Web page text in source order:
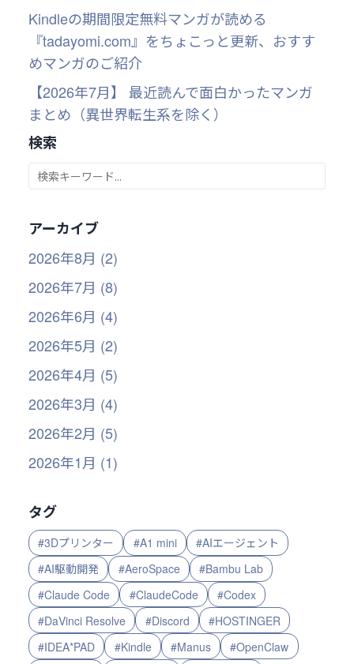
Kindleの期間限定無料マンガが読める
『tadayomi.com』をちょこっと更新、おすす
めマンガのご紹介
【2026年7月】 最近読んで面白かったマンガ
まとめ（異世界転生系を除く）
検索
アーカイブ
2026年8月 (2)
2026年7月 (8)
2026年6月 (4)
2026年5月 (2)
2026年4月 (5)
2026年3月 (4)
2026年2月 (5)
2026年1月 (1)
タグ
#3Dプリンター #A1 mini
#AIエージェント
#AI駆動開発
#AeroSpace
#Bambu Lab
#Claude Code
#ClaudeCode
#Codex
#DaVinci Resolve
#Discord
#HOSTINGER
#IDEA*PAD
#Kindle #Manus #OpenClaw